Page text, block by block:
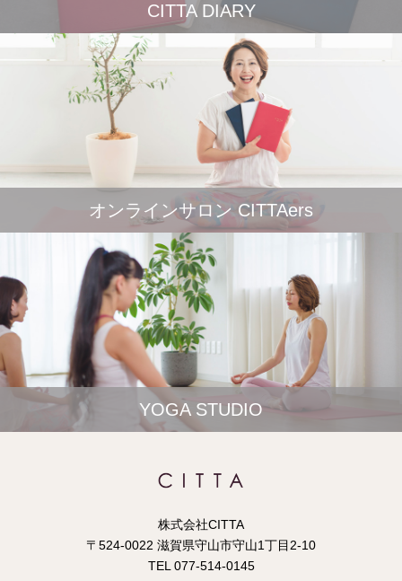
CITTA DIARY
オンラインサロン CITTAers
YOGA STUDIO
株式会社CITTA
〒524-0022 滋賀県守山市守山1丁目2-10
TEL 077-514-0145